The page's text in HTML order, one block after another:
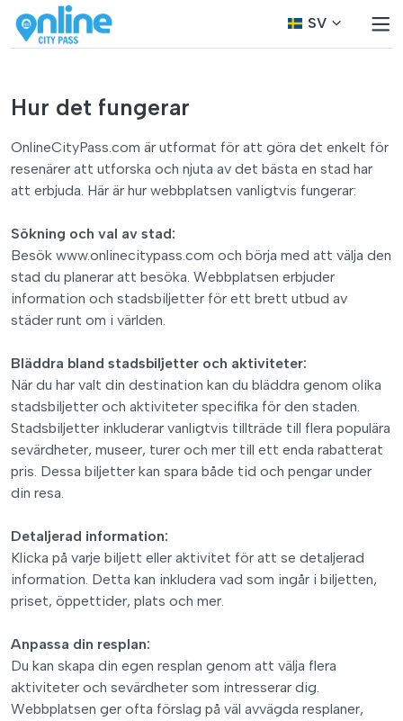
SV
Hur det fungerar
OnlineCityPass.com är utformat för att göra det enkelt för
resenärer att utforska och njuta av det bästa en stad har
att erbjuda. Här är hur webbplatsen vanligtvis fungerar:
Sökning och val av stad:
Besök www.onlinecitypass.com och börja med att välja den
stad du planerar att besöka. Webbplatsen erbjuder
information och stadsbiljetter för ett brett utbud av
städer runt om i världen.
Bläddra bland stadsbiljetter och aktiviteter:
När du har valt din destination kan du bläddra genom olika
stadsbiljetter och aktiviteter specifika för den staden.
Stadsbiljetter inkluderar vanligtvis tillträde till flera populära
sevärdheter, museer, turer och mer till ett enda rabatterat
pris. Dessa biljetter kan spara både tid och pengar under
din resa.
Detaljerad information:
Klicka på varje biljett eller aktivitet för att se detaljerad
information. Detta kan inkludera vad som ingår i biljetten,
priset, öppettider, plats och mer.
Anpassa din resplan:
Du kan skapa din egen resplan genom att välja flera
aktiviteter och sevärdheter som intresserar dig.
Webbplatsen ger ofta förslag på väl avvägda resplaner,